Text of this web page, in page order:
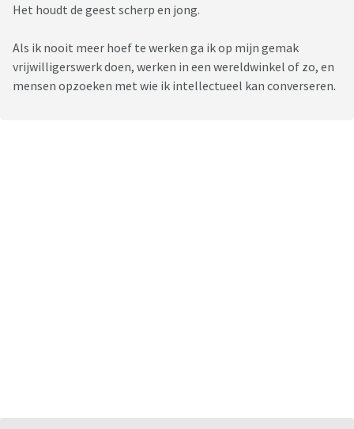
Het houdt de geest scherp en jong.
Als ik nooit meer hoef te werken ga ik op mijn gemak
vrijwilligerswerk doen, werken in een wereldwinkel of zo, en
mensen opzoeken met wie ik intellectueel kan converseren.